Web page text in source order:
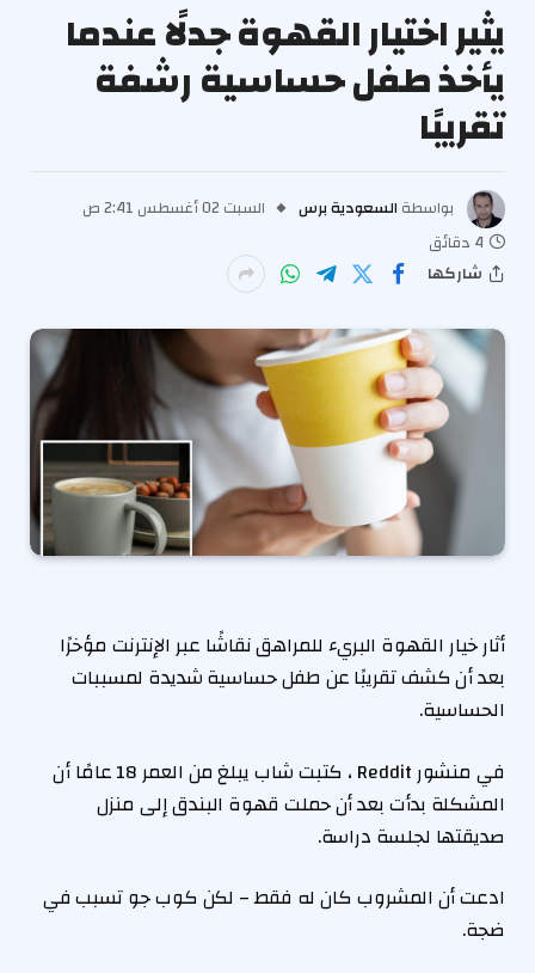
يثير اختيار القهوة جدلًا عندما
يأخذ طفل حساسية رشفة
تقريبًا
بواسطة السعودية برس
السبت 02 أغسطس 2:41 ص
4 دقائق
شاركها
أثار خيار القهوة البريء للمراهق نقاشًا عبر الإنترنت مؤخرًا
بعد أن كشف تقريبًا عن طفل حساسية شديدة لمسببات
الحساسية.
في منشور Reddit ، كتبت شاب يبلغ من العمر 18 عامًا أن
المشكلة بدأت بعد أن حملت قهوة البندق إلى منزل
صديقتها لجلسة دراسة.
ادعت أن المشروب كان له فقط – لكن كوب جو تسبب في
ضجة.